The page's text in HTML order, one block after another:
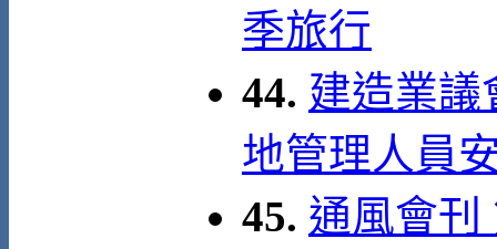
季旅行
44. 建造業議
地管理人員
45. 通風會刊